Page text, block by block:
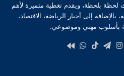
لحظة بلحظة، ويقدم تغطية متميزة لأهم
بالإضافة إلى أخبار الرياضة، الاقتصاد،
بأسلوب مهني وموضوعي.
‫YouTube
انستقرام
تيلقرام‫TikTokواتساب